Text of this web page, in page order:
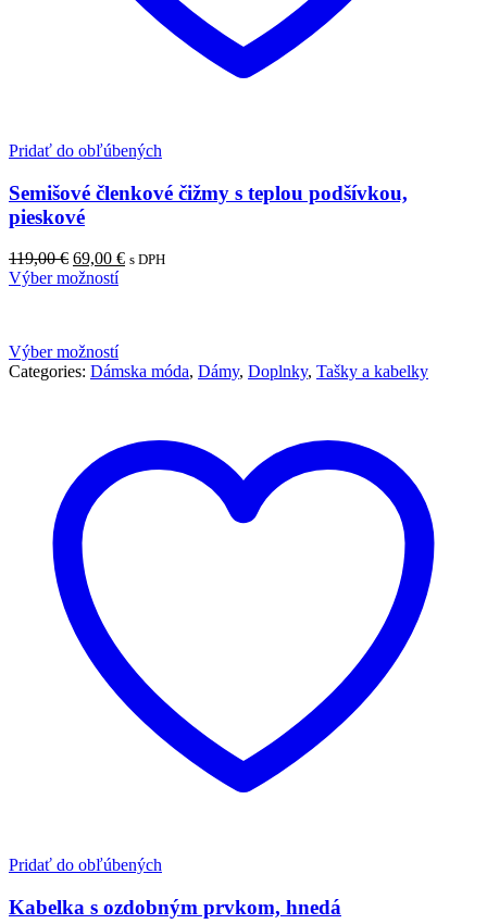
Pridať do obľúbených
Semišové členkové čižmy s teplou podšívkou,
pieskové
119,00€ Pôvodná
cena
69,00 €Aktuálna
s DPH
Výber možností
Výber možností
Categories: Dámska móda, Dámy, Doplnky, Tašky a kabelky
Pridať do obľúbených
Kabelka s ozdobným prvkom, hnedá